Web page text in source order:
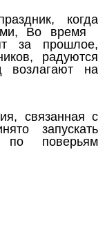
когда
Во время
за прошлое,
радуются
на
связанная с
запускать
по поверьям